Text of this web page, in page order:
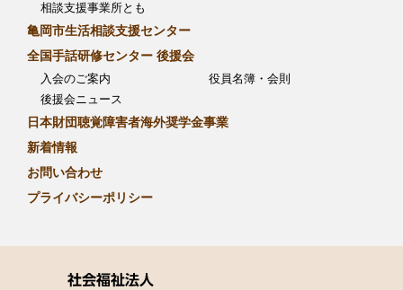
相談支援事業所とも
亀岡市生活相談支援センター
全国手話研修センター 後援会
入会のご案内
役員名簿・会則
後援会ニュース
日本財団聴覚障害者海外奨学金事業
新着情報
お問い合わせ
プライバシーポリシー